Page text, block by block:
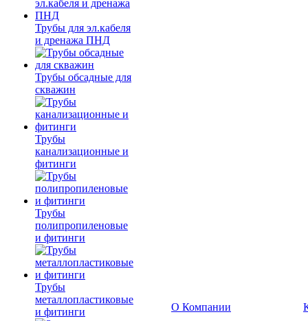
Трубы для эл.кабеля
и дренажа ПНД
Трубы обсадные для
скважин
Трубы
канализационные и
фитинги
Трубы
полипропиленовые
и фитинги
Трубы
металлопластиковые
и фитинги
О Компании